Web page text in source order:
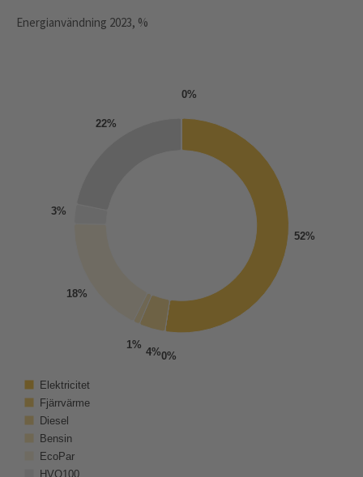
Energianvändning 2023, %
52%
0%
4%
1%
18%
3%
22%
0%
Elektricitet
Fjärrvärme
Diesel
Bensin
EcoPar
HVO100